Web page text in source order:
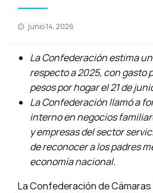
Publicado
junio 14, 2026
La Confederación estima
respecto a 2025, con gasto
pesos por hogar el 21 de
La Confederación llamó a
interno en negocios
y empresas del sector
de reconocer a los padres
economía nacional.
La Confederación de